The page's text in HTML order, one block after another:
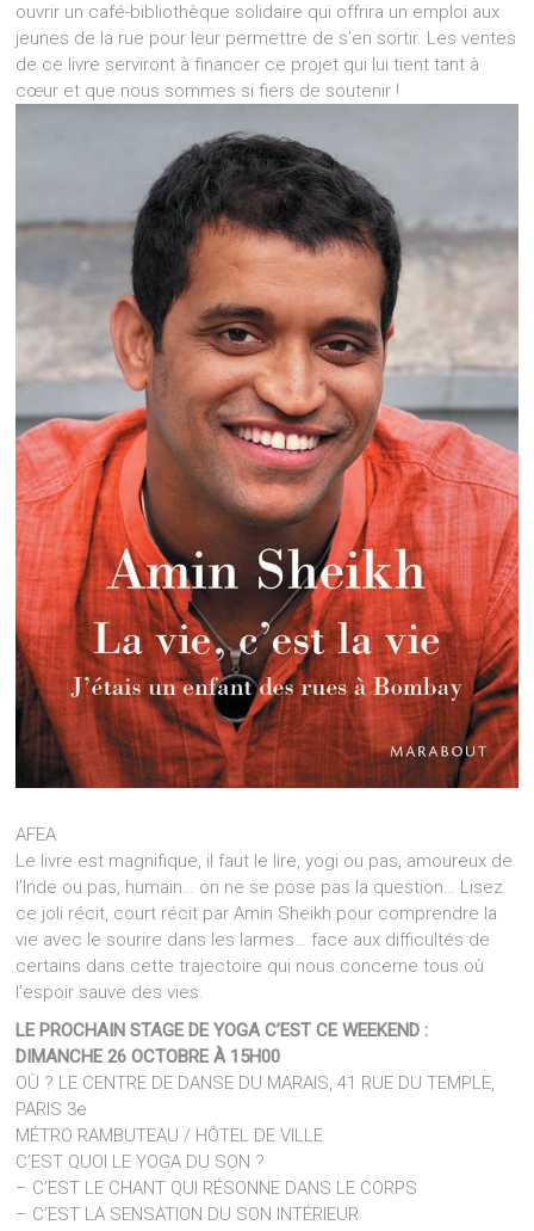
ouvrir un café-bibliothèque solidaire qui offrira un emploi aux
jeunes de la rue pour leur permettre de s’en sortir. Les ventes
de ce livre serviront à financer ce projet qui lui tient tant à
cœur et que nous sommes si fiers de soutenir !
AFEA
Le livre est magnifique, il faut le lire, yogi ou pas, amoureux de
l’Inde ou pas, humain… on ne se pose pas la question… Lisez
ce joli récit, court récit par Amin Sheikh pour comprendre la
vie avec le sourire dans les larmes… face aux difficultés de
certains dans cette trajectoire qui nous concerne tous où
l’espoir sauve des vies.
LE PROCHAIN STAGE DE YOGA C’EST CE WEEKEND :
DIMANCHE 26 OCTOBRE À 15H00
OÙ ? LE CENTRE DE DANSE DU MARAIS, 41 RUE DU TEMPLE,
PARIS 3e
MÉTRO RAMBUTEAU / HÔTEL DE VILLE
C’EST QUOI LE YOGA DU SON ?
– C’EST LE CHANT QUI RÉSONNE DANS LE CORPS
– C’EST LA SENSATION DU SON INTÉRIEUR